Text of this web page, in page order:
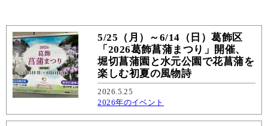
5/25（月）～6/14（日）葛飾区
「2026葛飾菖蒲まつり」開催、
堀切菖蒲園と水元公園で花菖蒲を
楽しむ初夏の風物詩
2026.5.25
2026年のイベント